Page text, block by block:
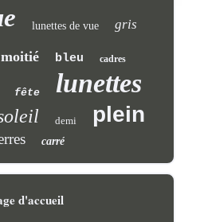
lunettes de vue gris
moitié bleu cadres
fête lunettes
demi plein
carré
d'accueil